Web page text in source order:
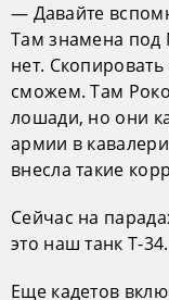
— Давайте
Там знамена под
нет.
сможем. Там
лошади, но они
армии в
внесла такие
Сейчас на
это наш танк Т-
Еще кадетов